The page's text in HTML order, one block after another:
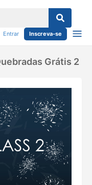
Entrar Inscreva-se
Grátis 2